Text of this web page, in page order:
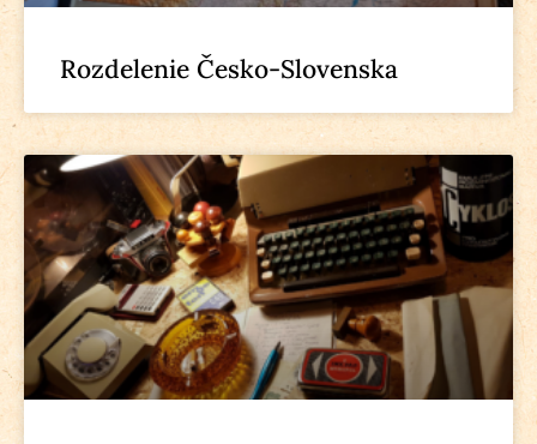
Rozdelenie Česko-Slovenska